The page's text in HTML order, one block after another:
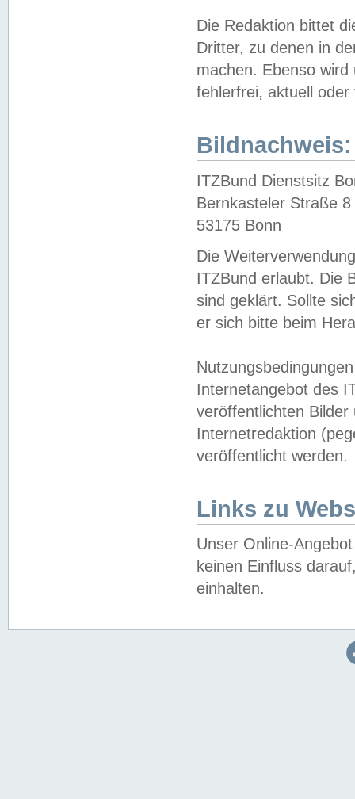
Die Redaktion bittet
Dritter, zu denen in
machen. Ebenso
fehlerfrei, aktuell oder
Bildnachweis:
ITZBund Dienstsitz
Bernkasteler Straße 8
53175 Bonn
Die
ITZBund erlaubt. Die
sind geklärt. Sollte
er sich bitte beim
Internetangebot des
veröffentlichten
Internetredaktion
veröffentlicht werden.
Links zu
Unser Online-
keinen Einfluss
einhalten.